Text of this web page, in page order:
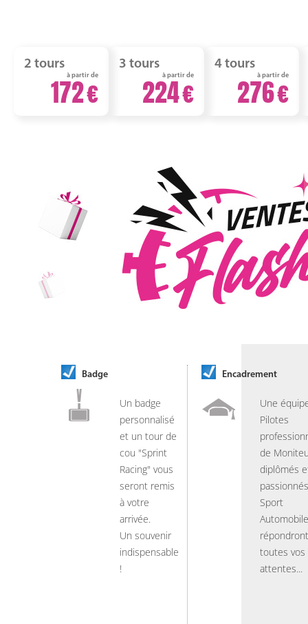
2 tours
à partir de
172
3 tours
à partir de
224
4 tours
à partir de
276
Badge
Un badge
personnalisé
et un tour de
cou "Sprint
Racing" vous
seront remis
à votre
arrivée.
Un souvenir
indispensable
!
Encadrement
Une
Pilotes
de
diplômés
Sport
Automobile
toutes vos
attentes...